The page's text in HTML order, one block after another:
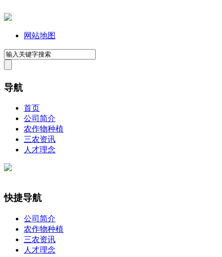
网站地图
导航
首页
公司简介
农作物种植
三农资讯
人才理念
快捷导航
公司简介
农作物种植
三农资讯
人才理念